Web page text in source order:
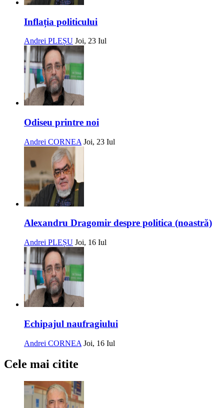
Inflația politicului
Andrei PLEȘU Joi, 23 Iul
Odiseu printre noi
Andrei CORNEA Joi, 23 Iul
Alexandru Dragomir despre politica (noastră)
Andrei PLEȘU Joi, 16 Iul
Echipajul naufragiului
Andrei CORNEA Joi, 16 Iul
Cele mai citite